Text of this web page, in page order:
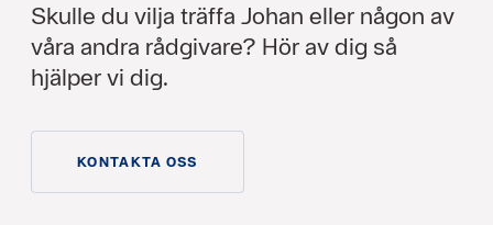
Skulle du vilja träffa Johan eller någon av
våra andra rådgivare? Hör av dig så
hjälper vi dig.
KONTAKTA OSS